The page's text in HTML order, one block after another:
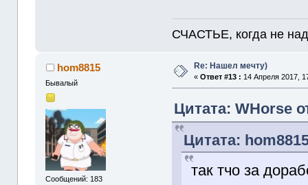
СЧАСТЬЕ, когда не
hom8815
Бывалый
Сообщений: 183
Re: Нашел мечту)
«Ответ #13 : 14 Апреля 2017,
Цитата: WHorse
Цитата:
так тчо за